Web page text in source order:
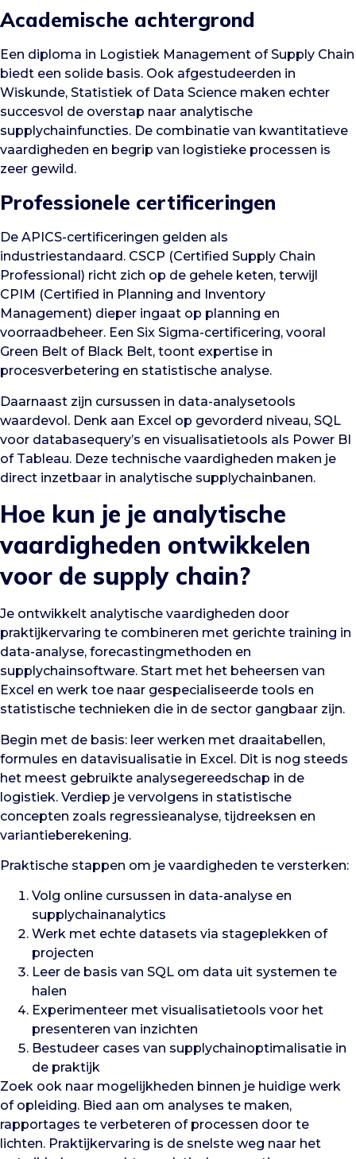
Academische achtergrond
Een diploma in Logistiek Management of Supply Chain
biedt een solide basis. Ook afgestudeerden in
Wiskunde, Statistiek of Data Science maken echter
succesvol de overstap naar analytische
supplychainfuncties. De combinatie van kwantitatieve
vaardigheden en begrip van logistieke processen is
zeer gewild.
Professionele certificeringen
De APICS-certificeringen gelden als
industriestandaard. CSCP (Certified Supply Chain
Professional) richt zich op de gehele keten, terwijl
CPIM (Certified in Planning and Inventory
Management) dieper ingaat op planning en
voorraadbeheer. Een Six Sigma-certificering, vooral
Green Belt of Black Belt, toont expertise in
procesverbetering en statistische analyse.
Daarnaast zijn cursussen in data-analysetools
waardevol. Denk aan Excel op gevorderd niveau, SQL
voor databasequery’s en visualisatietools als Power BI
of Tableau. Deze technische vaardigheden maken je
direct inzetbaar in analytische supplychainbanen.
Hoe kun je je analytische
vaardigheden ontwikkelen
voor de supply chain?
Je ontwikkelt analytische vaardigheden door
praktijkervaring te combineren met gerichte training in
data-analyse, forecastingmethoden en
supplychainsoftware. Start met het beheersen van
Excel en werk toe naar gespecialiseerde tools en
statistische technieken die in de sector gangbaar zijn.
Begin met de basis: leer werken met draaitabellen,
formules en datavisualisatie in Excel. Dit is nog steeds
het meest gebruikte analysegereedschap in de
logistiek. Verdiep je vervolgens in statistische
concepten zoals regressieanalyse, tijdreeksen en
variantieberekening.
Praktische stappen om je vaardigheden te versterken:
Volg online cursussen in data-analyse en
supplychainanalytics
Werk met echte datasets via stageplekken of
projecten
Leer de basis van SQL om data uit systemen te
halen
Experimenteer met visualisatietools voor het
presenteren van inzichten
Bestudeer cases van supplychainoptimalisatie in
de praktijk
Zoek ook naar mogelijkheden binnen je huidige werk
of opleiding. Bied aan om analyses te maken,
rapportages te verbeteren of processen door te
lichten. Praktijkervaring is de snelste weg naar het